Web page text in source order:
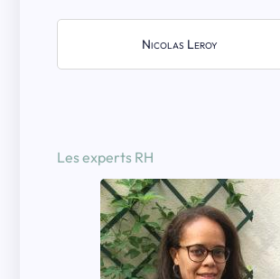
Nicolas Leroy
Les experts RH